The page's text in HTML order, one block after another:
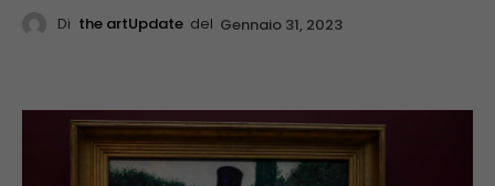
Di the artUpdate del Gennaio 31, 2023